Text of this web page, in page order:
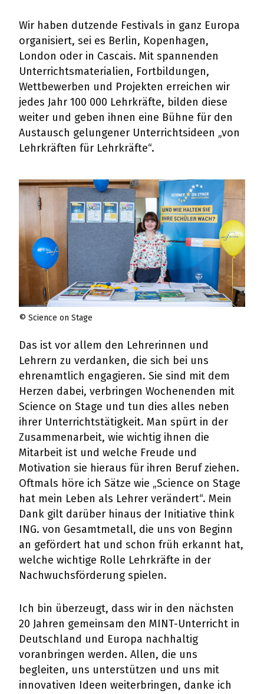
Wir haben dutzende Festivals in ganz Europa
organisiert, sei es Berlin, Kopenhagen,
London oder in Cascais. Mit spannenden
Unterrichtsmaterialien, Fortbildungen,
Wettbewerben und Projekten erreichen wir
jedes Jahr 100 000 Lehrkräfte, bilden diese
weiter und geben ihnen eine Bühne für den
Austausch gelungener Unterrichtsideen „von
Lehrkräften für Lehrkräfte“.
© Science on Stage
Das ist vor allem den Lehrerinnen und
Lehrern zu verdanken, die sich bei uns
ehrenamtlich engagieren. Sie sind mit dem
Herzen dabei, verbringen Wochenenden mit
Science on Stage und tun dies alles neben
ihrer Unterrichtstätigkeit. Man spürt in der
Zusammenarbeit, wie wichtig ihnen die
Mitarbeit ist und welche Freude und
Motivation sie hieraus für ihren Beruf ziehen.
Oftmals höre ich Sätze wie „Science on Stage
hat mein Leben als Lehrer verändert“. Mein
Dank gilt darüber hinaus der Initiative think
ING. von Gesamtmetall, die uns von Beginn
an gefördert hat und schon früh erkannt hat,
welche wichtige Rolle Lehrkräfte in der
Nachwuchsförderung spielen.
Ich bin überzeugt, dass wir in den nächsten
20 Jahren gemeinsam den MINT-Unterricht in
Deutschland und Europa nachhaltig
voranbringen werden. Allen, die uns
begleiten, uns unterstützen und uns mit
innovativen Ideen weiterbringen, danke ich